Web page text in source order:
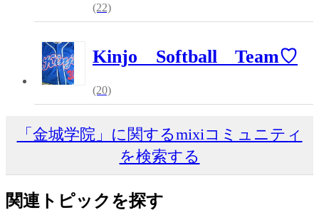
(22)
Kinjo Softball Team♡
(20)
「金城学院」に関するmixiコミュニティ
を検索する
関連トピックを探す